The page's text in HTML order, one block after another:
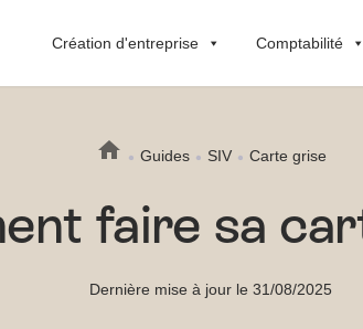
Création d'entreprise Comptabilité
Guides SIV Carte grise
faire sa
Dernière mise à jour le 31/08/2025